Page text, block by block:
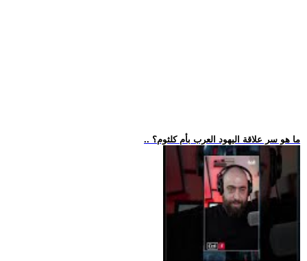
.. ما هو سر علاقة اليهود العرب بأم كلثوم؟